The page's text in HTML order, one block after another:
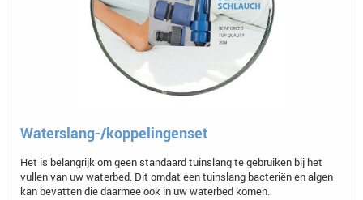
Waterslang-/koppelingenset
Het is belangrijk om geen standaard tuinslang te gebruiken bij het
vullen van uw waterbed. Dit omdat een tuinslang bacteriën en algen
kan bevatten die daarmee ook in uw waterbed komen.